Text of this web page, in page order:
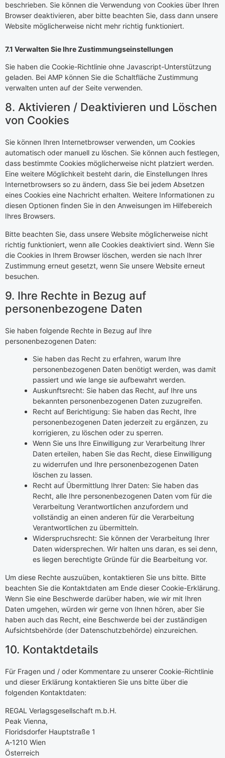
beschrieben. Sie können die Verwendung von Cookies über Ihren
Browser deaktivieren, aber bitte beachten Sie, dass dann unsere
Website möglicherweise nicht mehr richtig funktioniert.
7.1 Verwalten Sie Ihre Zustimmungseinstellungen
Sie haben die Cookie-Richtlinie ohne Javascript-Unterstützung
geladen. Bei AMP können Sie die Schaltfläche Zustimmung
verwalten unten auf der Seite verwenden.
8. Aktivieren / Deaktivieren und Löschen
von Cookies
Sie können Ihren Internetbrowser verwenden, um Cookies
automatisch oder manuell zu löschen. Sie können auch festlegen,
dass bestimmte Cookies möglicherweise nicht platziert werden.
Eine weitere Möglichkeit besteht darin, die Einstellungen Ihres
Internetbrowsers so zu ändern, dass Sie bei jedem Absetzen
eines Cookies eine Nachricht erhalten. Weitere Informationen zu
diesen Optionen finden Sie in den Anweisungen im Hilfebereich
Ihres Browsers.
Bitte beachten Sie, dass unsere Website möglicherweise nicht
richtig funktioniert, wenn alle Cookies deaktiviert sind. Wenn Sie
die Cookies in Ihrem Browser löschen, werden sie nach Ihrer
Zustimmung erneut gesetzt, wenn Sie unsere Website erneut
besuchen.
9. Ihre Rechte in Bezug auf
personenbezogene Daten
Sie haben folgende Rechte in Bezug auf Ihre
personenbezogenen Daten:
Sie haben das Recht zu erfahren, warum Ihre
personenbezogenen Daten benötigt werden, was damit
passiert und wie lange sie aufbewahrt werden.
Auskunftsrecht: Sie haben das Recht, auf Ihre uns
bekannten personenbezogenen Daten zuzugreifen.
Recht auf Berichtigung: Sie haben das Recht, Ihre
personenbezogenen Daten jederzeit zu ergänzen, zu
korrigieren, zu löschen oder zu sperren.
Wenn Sie uns Ihre Einwilligung zur Verarbeitung Ihrer
Daten erteilen, haben Sie das Recht, diese Einwilligung
zu widerrufen und Ihre personenbezogenen Daten
löschen zu lassen.
Recht auf Übermittlung Ihrer Daten: Sie haben das
Recht, alle Ihre personenbezogenen Daten vom für die
Verarbeitung Verantwortlichen anzufordern und
vollständig an einen anderen für die Verarbeitung
Verantwortlichen zu übermitteln.
Widerspruchsrecht: Sie können der Verarbeitung Ihrer
Daten widersprechen. Wir halten uns daran, es sei denn,
es liegen berechtigte Gründe für die Bearbeitung vor.
Um diese Rechte auszuüben, kontaktieren Sie uns bitte. Bitte
beachten Sie die Kontaktdaten am Ende dieser Cookie-Erklärung.
Wenn Sie eine Beschwerde darüber haben, wie wir mit Ihren
Daten umgehen, würden wir gerne von Ihnen hören, aber Sie
haben auch das Recht, eine Beschwerde bei der zuständigen
Aufsichtsbehörde (der Datenschutzbehörde) einzureichen.
10. Kontaktdetails
Für Fragen und / oder Kommentare zu unserer Cookie-Richtlinie
und dieser Erklärung kontaktieren Sie uns bitte über die
folgenden Kontaktdaten:
REGAL Verlagsgesellschaft m.b.H.
Peak Vienna,
Floridsdorfer Hauptstraße 1
A‑1210 Wien
Österreich